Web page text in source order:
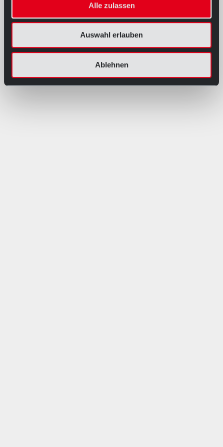
Alle zulassen
Auswahl erlauben
Ablehnen